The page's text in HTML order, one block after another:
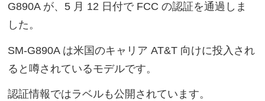
G890A が、5 月 12 日付で FCC の認証を通過しま
した。
SM-G890A は米国のキャリア AT&T 向けに投入され
ると噂されているモデルです。
認証情報ではラベルも公開されています。